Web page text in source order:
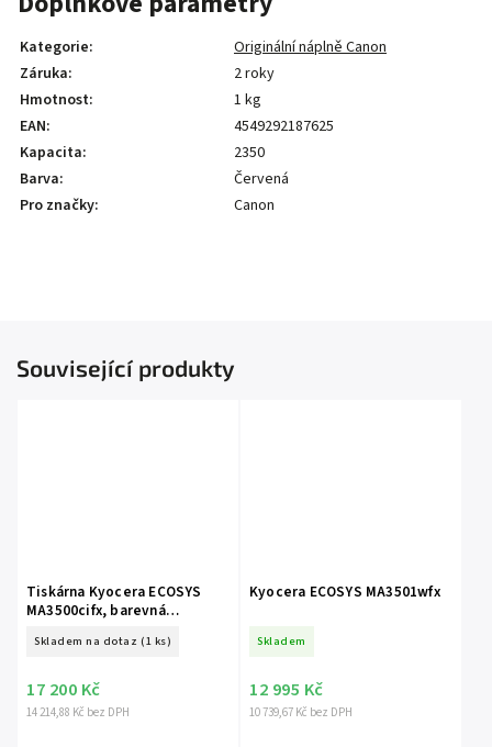
Kategorie:
Originální náplně Canon
Záruka:
2 roky
Hmotnost:
1 kg
EAN:
4549292187625
Kapacita:
2350
Barva:
Červená
Pro značky: Canon
Související produkty
Tiskárna Kyocera ECOSYS
MA3500cifx, barevná
tiskárna
Skladem na dotaz (1 ks)
14 214,88 Kč bez DPH
17 200 Kč
Kyocera ECOSYS MA3501wfx
Skladem
10 739,67 Kč bez DPH
12 995 Kč